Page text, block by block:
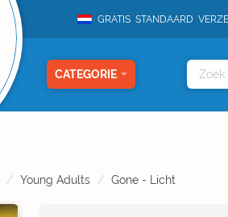
GRATIS STANDAARD
CATEGORIE
Young Adults Gone - Licht